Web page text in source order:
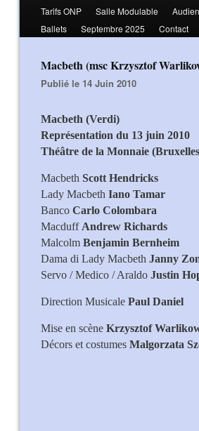
Tarifs ONP
Salle Modulable
Ballets
Septembre 2025 Contact
Macbeth (msc Krzysztof
Publié le 14 Juin 2010
Macbeth (Verdi)
Représentation du 13 juin 2010
Théâtre de la Monnaie
Macbeth Scott Hendricks
Lady Macbeth Iano Tamar
Banco Carlo Colombara
Macduff Andrew Richards
Malcolm Benjamin Bernheim
Dama di Lady Macbeth Janny
Servo / Medico / Araldo Justin
Direction Musicale Paul Daniel
Mise en scène Krzysztof
Décors et costumes Malgorzata